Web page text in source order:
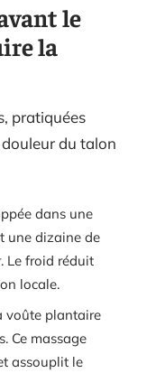
le
la
pratiquées
du talon
dans une
une dizaine de
Le froid réduit
locale.
voûte plantaire
Ce massage
assouplit le